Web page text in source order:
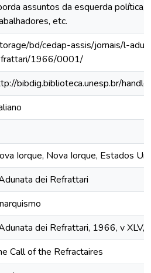
assuntos da esquerda política,
etc.
bd/cedap-assis/jornais/l-
1966/0001/
bibdig.biblioteca.unesp.br/
Iorque, Nova Iorque, Estados
dei Refrattari
dei Refrattari, 1966, v XLV,
Call of the Refractaires